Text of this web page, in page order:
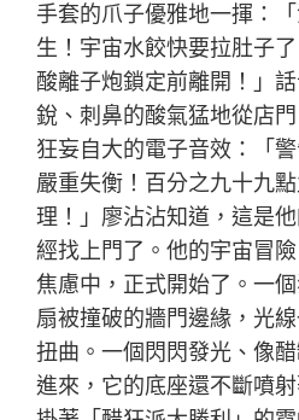
手套的爪子優雅地一揮：
生！宇宙水餃快要拉肚子
酸離子炮鎖定前離開！」
銳、刺鼻的酸氣猛地從店
狂妄自大的電子音效：「
嚴重失衡！百分之九十九
理！」廖沾沾知道，這是
經找上門了。他的宇宙冒
焦慮中，正式開始了。一
扇被撞破的牆門邊緣，光
扭曲。一個閃閃發光、像
進來，它的底座還不斷噴